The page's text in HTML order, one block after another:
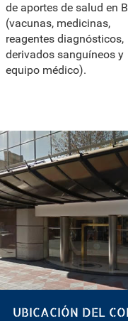
de aportes de salud en
(vacunas, medicinas,
reagentes diagnósticos,
derivados sanguíneos y
equipo médico).
UBICACIÓN DEL